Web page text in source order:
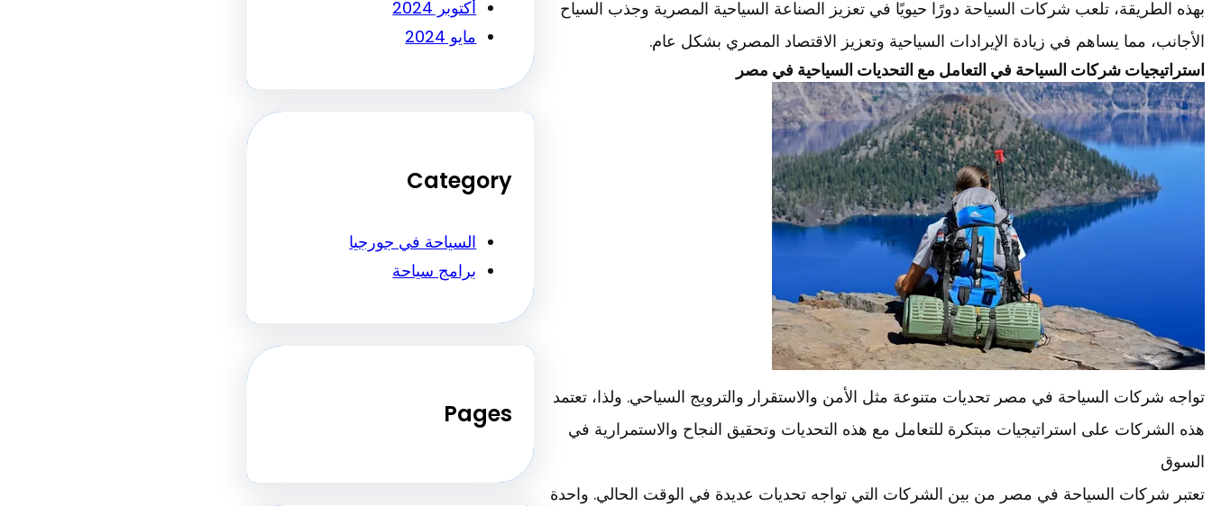
بهذه الطريقة، تلعب شركات السياحة دورًا حيويًا في تعزيز الصناعة السياحية المصرية وجذب السياح
الأجانب، مما يساهم في زيادة الإيرادات السياحية وتعزيز الاقتصاد المصري بشكل عام.
استراتيجيات شركات السياحة في التعامل مع التحديات السياحية في مصر
تواجه شركات السياحة في مصر تحديات متنوعة مثل الأمن والاستقرار والترويج السياحي. ولذا، تعتمد
هذه الشركات على استراتيجيات مبتكرة للتعامل مع هذه التحديات وتحقيق النجاح والاستمرارية في
السوق
تعتبر شركات السياحة في مصر من بين الشركات التي تواجه تحديات عديدة في الوقت الحالي. واحدة
أكتوبر 2024
مايو 2024
Category
السياحة في جورجيا
برامج سياحة
Pages